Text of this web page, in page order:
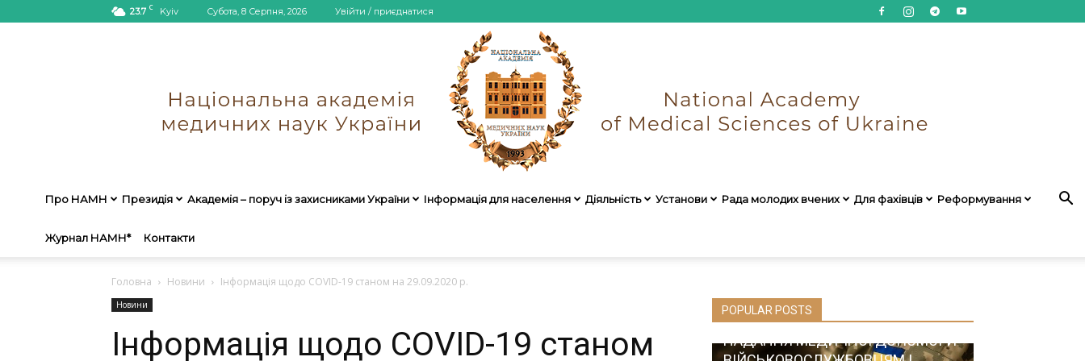
23.7 C Kyiv Субота, 8 Серпня, 2026 Увійти / приєднатися
України
Про НАМН Президія Академія – поруч із захисниками України Інформація для населення Діяльність Установи Рада молодих вчених Для фахівців Реформування
Журнал НАМН* Контакти
Головна Новини Інформація щодо COVID-19 станом на 29.09.2020 р.
Новини
Інформація щодо COVID-19 станом
POPULAR POSTS
НАДАННЯ МЕДИЧНОЇ ДОПОМОГИ